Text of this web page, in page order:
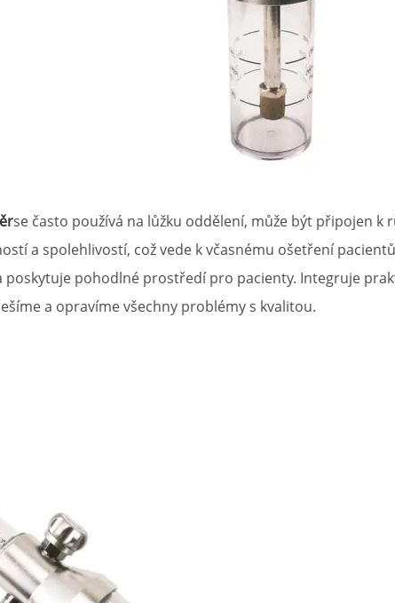
se často používá na lůžku oddělení, může být připojen
a spolehlivostí, což vede k včasnému ošetření
pohodlné prostředí pro pacienty. Integruje
a opravíme všechny problémy s kvalitou.